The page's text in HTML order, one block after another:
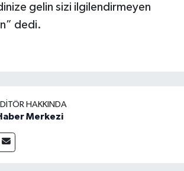
gelin sizi ilgilendirmeyen
dedi.
HAKKINDA
Merkezi